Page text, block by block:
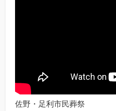
佐野・足利市民葬祭